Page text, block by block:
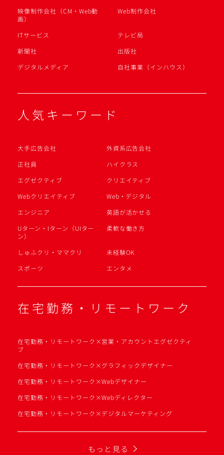
映像制作会社（CM・Web動
画）
Web制作会社
ITサービス
テレビ局
新聞社
出版社
デジタルメディア
自社事業（インハウス）
人気キーワード
大手広告会社
外資系広告会社
正社員
ハイクラス
エグゼクティブ
クリエイティブ
Webクリエイティブ
Web・デジタル
エンジニア
英語が活かせる
Uターン・Iターン（UIター
ン）
柔軟な働き方
しゅふクリ・ママクリ
未経験OK
スポーツ
エンタメ
在宅勤務・リモートワーク
在宅勤務・リモートワーク×営業・アカウントエグゼクティ
ブ
在宅勤務・リモートワーク×グラフィックデザイナー
在宅勤務・リモートワーク×Webデザイナー
在宅勤務・リモートワーク×Webディレクター
在宅勤務・リモートワーク×デジタルマーケティング
もっと見る